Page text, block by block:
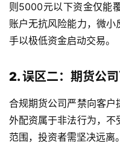
国
内
期
际
期
货
则5000元以下资金仅能
账户无抗风险能力，微
手以极低资金启动交易。
2. 误区二：期货公
合规期货公司严禁向客户
外配资属于非法行为，
范围，投资者需坚决远离。